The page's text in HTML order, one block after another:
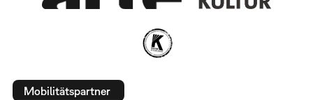
Mobilitätspartner